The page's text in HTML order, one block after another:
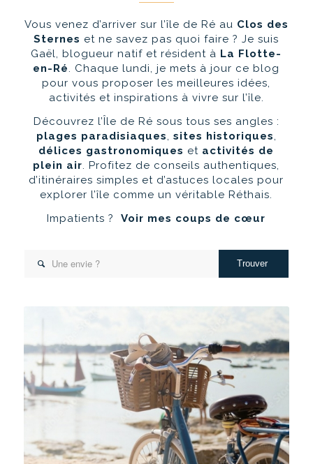
Vous venez d’arriver sur l’île de Ré au Clos des
Sternes et ne savez pas quoi faire ? Je suis
Gaël, blogueur natif et résident à La Flotte-
en-Ré. Chaque lundi, je mets à jour ce blog
pour vous proposer les meilleures idées,
activités et inspirations à vivre sur l’île.
Découvrez l’Île de Ré sous tous ses angles :
plages paradisiaques, sites historiques,
délices gastronomiques et activités de
plein air. Profitez de conseils authentiques,
d’itinéraires simples et d’astuces locales pour
explorer l’île comme un véritable Réthais.
Impatients ?Voir mes coups de cœur
